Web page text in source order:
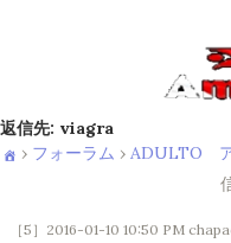
返信先: viagra
› フォーラム › ADULTO
［5］2016-01-10 10:50 PM